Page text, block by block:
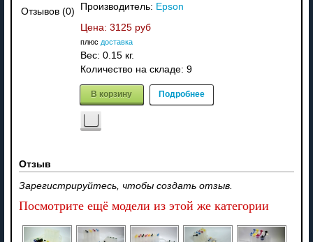
Отзывов (0) Производитель: Epson
Цена: 3125 руб
плюс доставка
Вес: 0.15 кг.
Количество на складе: 9
В корзину Подробнее
Отзыв
Зарегистрируйтесь, чтобы создать отзыв.
Посмотрите ещё модели из этой же категории